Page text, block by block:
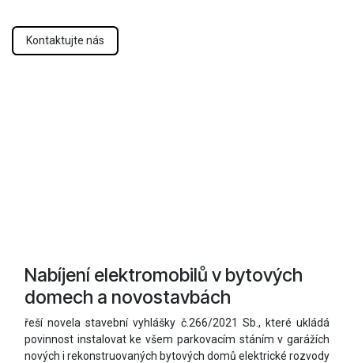
Kontaktujte nás
Nabíjení elektromobilů v bytových
domech a novostavbách
řeší novela stavební vyhlášky č.266/2021 Sb., které ukládá
povinnost instalovat ke všem parkovacím stáním v garážích
nových i rekonstruovaných bytových domů elektrické rozvody